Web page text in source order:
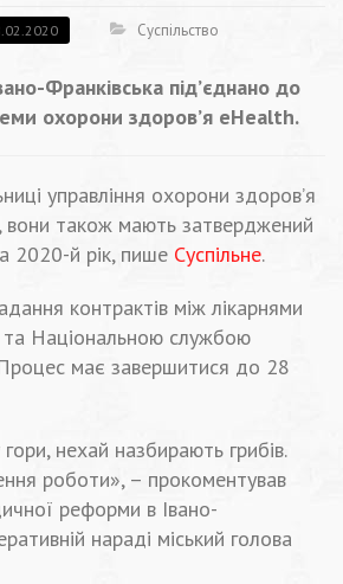
Суспільство
Франківська під’єднано до
охорони здоров’я eHealth.
управління охорони здоров’я
вони також мають затверджений
2020-й рік, пише Суспільне.
контрактів між лікарнями
та Національною службою
має завершитися до 28
нехай назбирають грибів.
роботи», – прокоментував
реформи в Івано-
нараді міський голова